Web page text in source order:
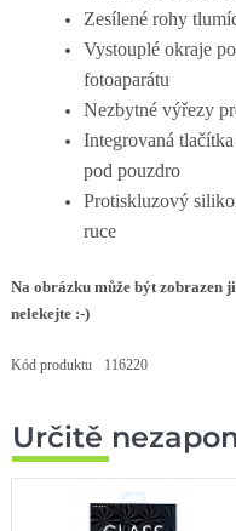
Zesílené rohy
Vystouplé okraje
fotoaparátu
Nezbytné výřezy
Integrovaná
pod pouzdro
Protiskluzový
ruce
Na obrázku může být zobrazen
nelekejte :-)
Kód produktu 116220
Určitě